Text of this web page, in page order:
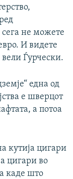
сега не можете
И видете
вели Ѓурчески.
една од
е шверцот
а потоа
кутија цигари
цигари во
каде што